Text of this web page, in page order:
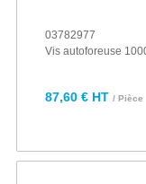
03782977
Vis autoforeuse
87,60 € HT / Pièce